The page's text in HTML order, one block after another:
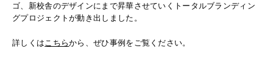
ゴ、新校舎のデザインにまで昇華させていくトータルブランディン
グプロジェクトが動き出しました。
詳しくは こちらから、ぜひ事例をご覧ください。